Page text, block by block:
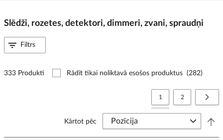
Slēdži, rozetes, detektori, dimmeri, zvani, spraudņi
333 Produkti Rādīt tikai noliktavā esošos produktus (282)
LapaYou're currently reading
1 Lapa
2
Kārtot pēc
Filtrs